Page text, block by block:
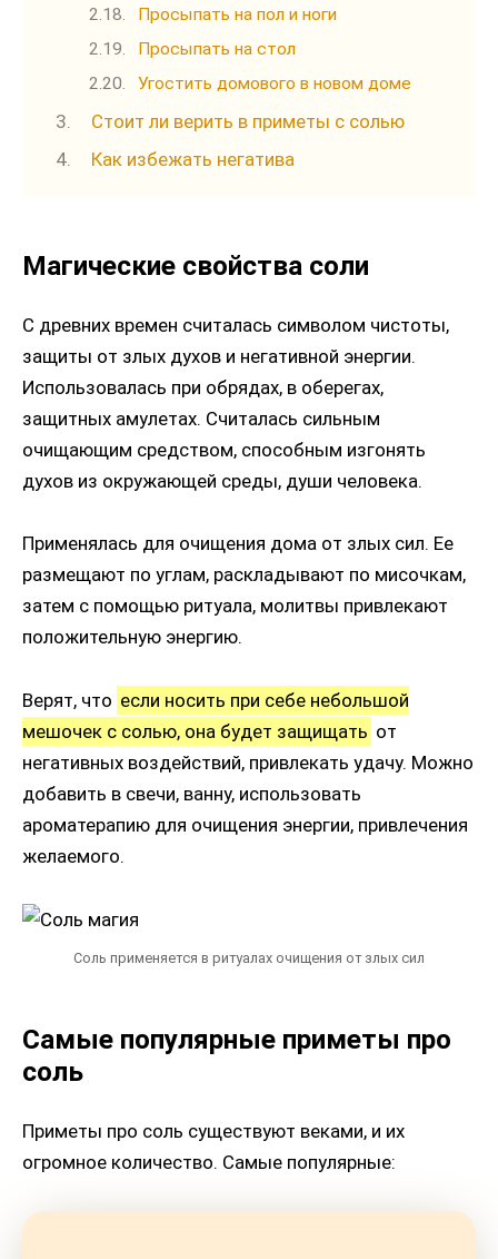
Просыпать на пол и ноги
Просыпать на стол
Угостить домового в новом доме
Стоит ли верить в приметы с солью
Как избежать негатива
Магические свойства соли
С древних времен считалась символом чистоты,
защиты от злых духов и негативной энергии.
Использовалась при обрядах, в оберегах,
защитных амулетах. Считалась сильным
очищающим средством, способным изгонять
духов из окружающей среды, души человека.
Применялась для очищения дома от злых сил. Ее
размещают по углам, раскладывают по мисочкам,
затем с помощью ритуала, молитвы привлекают
положительную энергию.
Верят, что если носить при себе небольшой
мешочек с солью, она будет защищать от
негативных воздействий, привлекать удачу. Можно
добавить в свечи, ванну, использовать
ароматерапию для очищения энергии, привлечения
желаемого.
Соль применяется в ритуалах очищения от злых сил
Самые популярные приметы про
соль
Приметы про соль существуют веками, и их
огромное количество. Самые популярные: